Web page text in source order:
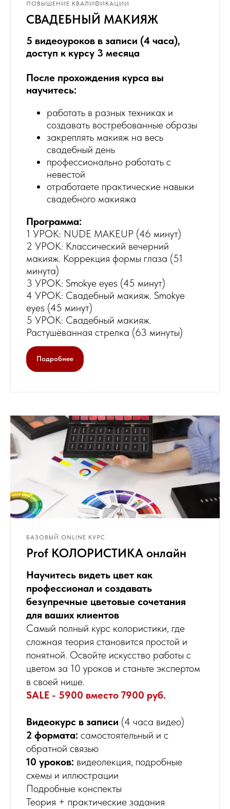
ПОВЫШЕНИЕ КВАЛИФИКАЦИИ
СВАДЕБНЫЙ МАКИЯЖ
5 видеоуроков в записи (4 часа),
доступ к курсу 3 месяца
После прохождения курса вы
научитесь:
работать в разных техниках и
создавать востребованные образы
закреплять макияж на весь
свадебный день
профессионально работать с
невестой
отработаете практические навыки
свадебного макияжа
Программа:
1 УРОК: NUDE MAKEUP (46 минут)
2 УРОК: Классический вечерний
макияж. Коррекция формы глаза (51
минута)
3 УРОК: Smokye eyes (45 минут)
4 УРОК: Свадебный макияж. Smokye
eyes (45 минут)
5 УРОК: Свадебный макияж.
Растушёванная стрелка (63 минуты)
Подробнее
БАЗОВЫЙ ONLINE КУРС
Prof КОЛОРИСТИКА онлайн
Научитесь видеть цвет как
профессионал и создавать
безупречные цветовые сочетания
для ваших клиентов
Самый полный курс колористики, где
сложная теория становится простой и
понятной. Освойте искусство работы с
цветом за 10 уроков и станьте экспертом
в своей нише.
SALE - 5900 вместо 7900 руб.
Видеокурс в записи (4 часа видео)
2 формата: самостоятельный и с
обратной связью
10 уроков: видеолекция, подробные
схемы и иллюстрации
Подробные конспекты
Теория + практические задания